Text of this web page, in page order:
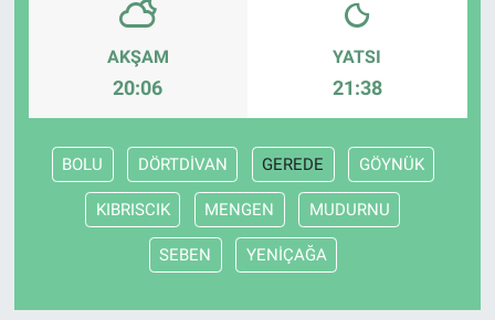
AKŞAM
20:06
YATSI
21:38
BOLU DÖRTDİVAN GEREDE GÖYNÜK
KIBRISCIK MENGEN MUDURNU
SEBEN YENİÇAĞA